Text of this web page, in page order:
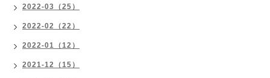
2022-03（25）
2022-02（22）
2022-01（12）
2021-12（15）